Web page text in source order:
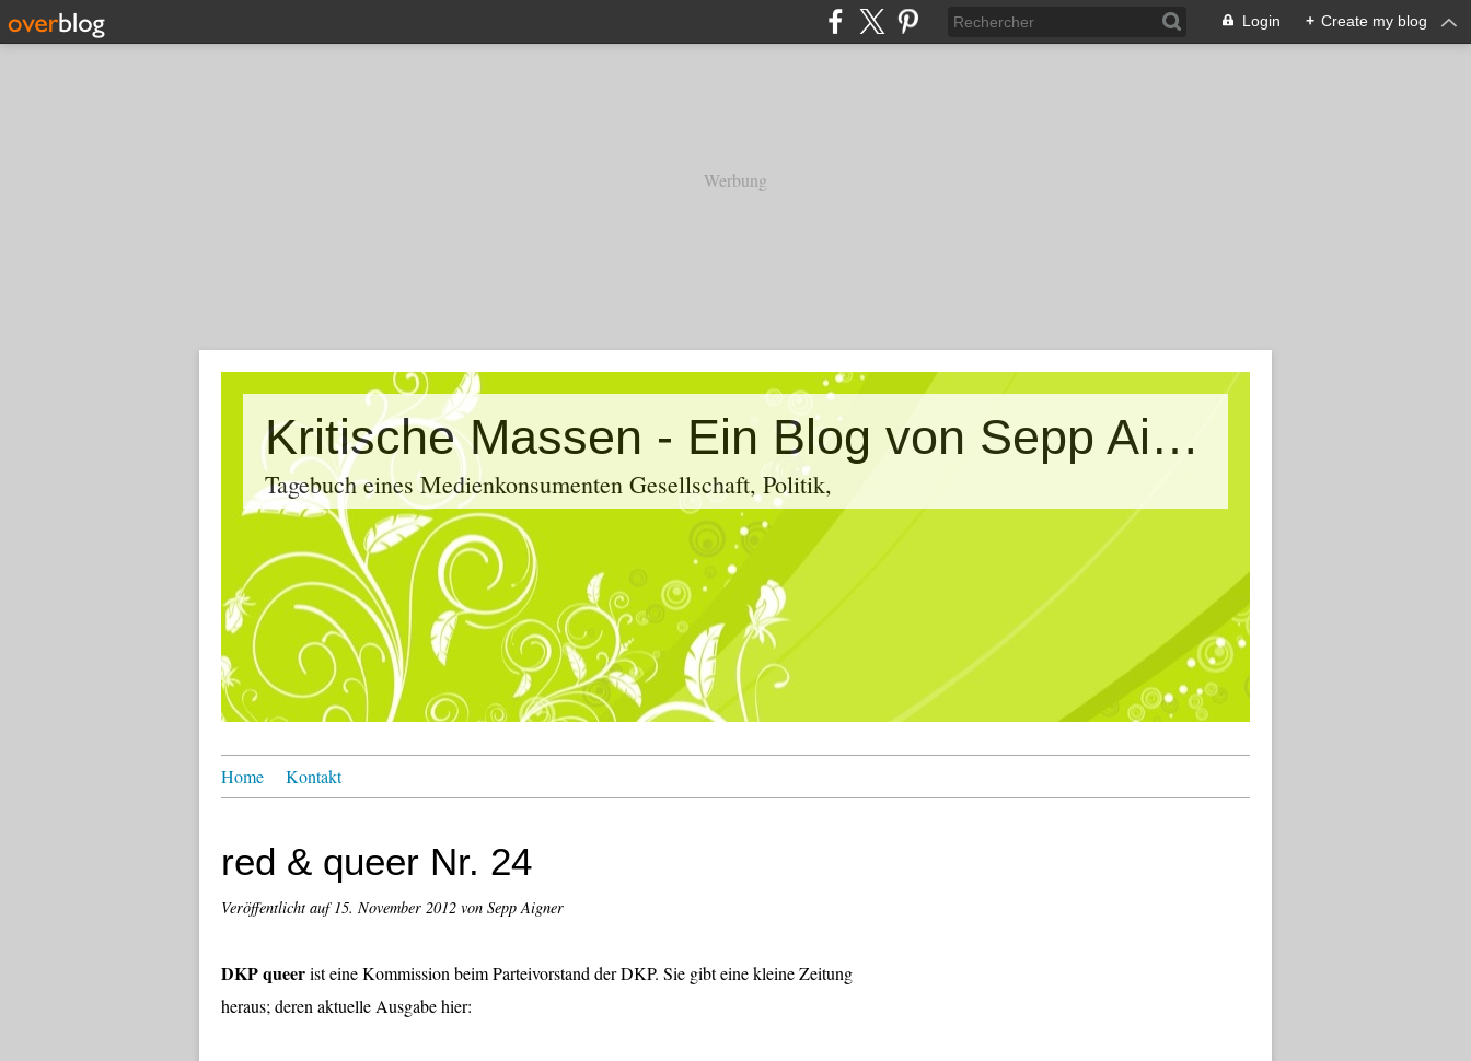
Login + Create my blog
Werbung
Kritische Massen - Ein Blog von Sepp Aigner
Tagebuch eines Medienkonsumenten Gesellschaft, Politik,
Home Kontakt
red & queer Nr. 24
Veröffentlicht auf15. November 2012 von Sepp Aigner
DKP queerist eine Kommission beim Parteivorstand der DKP. Sie gibt eine kleine Zeitung
heraus; deren aktuelle Ausgabe hier: